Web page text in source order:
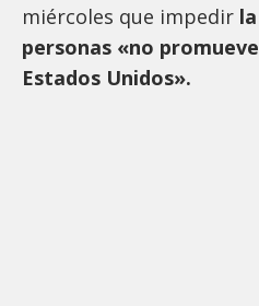
miércoles que impedir
personas «no
Estados Unidos».